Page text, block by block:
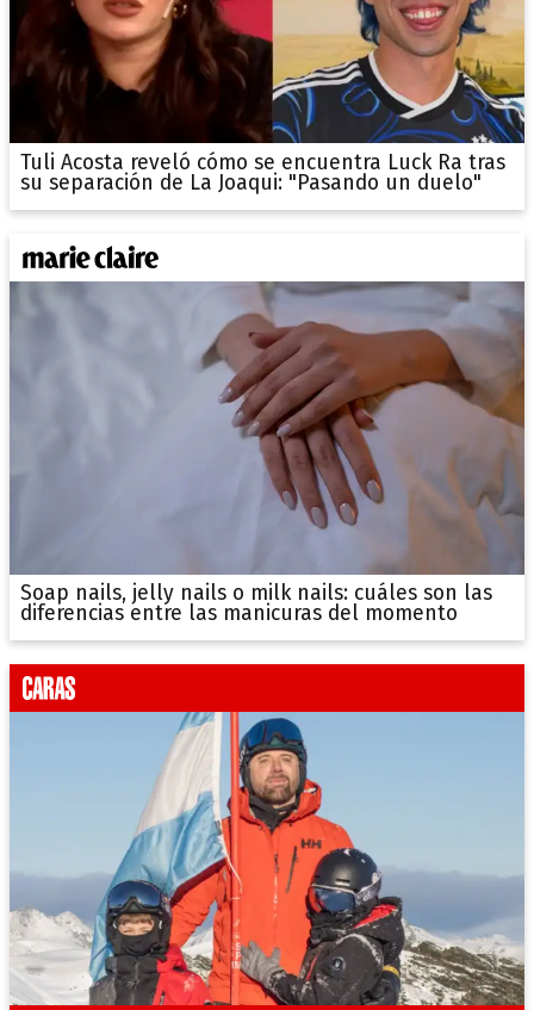
Tuli Acosta reveló cómo se encuentra Luck Ra tras
su separación de La Joaqui: "Pasando un duelo"
Soap nails, jelly nails o milk nails: cuáles son las
diferencias entre las manicuras del momento